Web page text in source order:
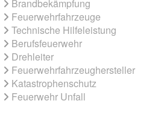
Brandbekämpfung
Feuerwehrfahrzeuge
Technische Hilfeleistung
Berufsfeuerwehr
Drehleiter
Feuerwehrfahrzeughersteller
Katastrophenschutz
Feuerwehr Unfall